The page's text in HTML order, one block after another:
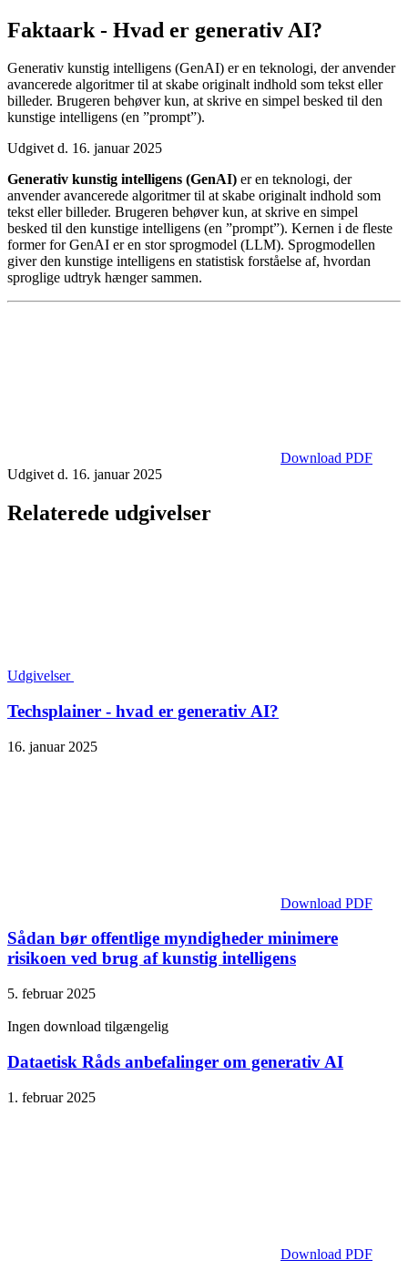
Faktaark - Hvad er generativ AI?
Generativ kunstig intelligens (GenAI) er en teknologi, der anvender
avancerede algoritmer til at skabe originalt indhold som tekst eller
billeder. Brugeren behøver kun, at skrive en simpel besked til den
kunstige intelligens (en ”prompt”).
Udgivet d. 16. januar 2025
Generativ kunstig intelligens (GenAI) er en teknologi, der
anvender avancerede algoritmer til at skabe originalt indhold som
tekst eller billeder. Brugeren behøver kun, at skrive en simpel
besked til den kunstige intelligens (en ”prompt”). Kernen i de fleste
former for GenAI er en stor sprogmodel (LLM). Sprogmodellen
giver den kunstige intelligens en statistisk forståelse af, hvordan
sproglige udtryk hænger sammen.
Download PDF
Udgivet d. 16. januar 2025
Relaterede udgivelser
Udgivelser
Techsplainer - hvad er generativ AI?
16. januar 2025
Download PDF
Sådan bør offentlige myndigheder minimere
risikoen ved brug af kunstig intelligens
5. februar 2025
Ingen download tilgængelig
Dataetisk Råds anbefalinger om generativ AI
1. februar 2025
Download PDF